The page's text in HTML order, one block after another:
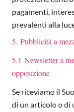
pagamenti,
prevalenti alla
5. Pubblicità a
5.1 Newsletter a
opposizione
Se riceviamo il
di un articolo o di